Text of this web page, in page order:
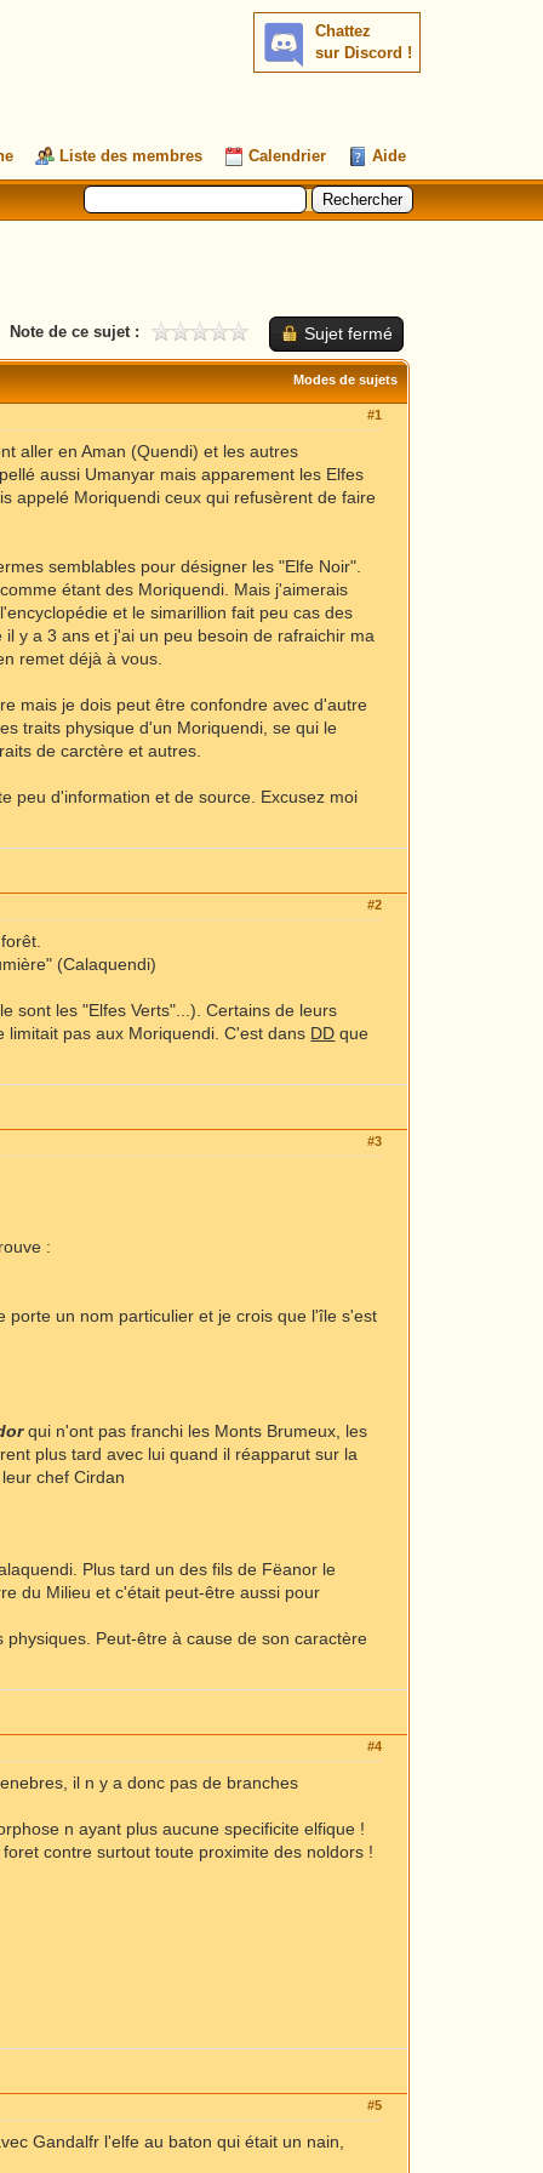
Chattez
sur Discord !
Liste des membres Calendrier Aide
Sujet fermé
Note de ce sujet :
Modes de sujets
#1
aller en Aman (Quendi) et les autres
aussi Umanyar mais apparement les Elfes
appelé Moriquendi ceux qui refusèrent de faire
semblables pour désigner les "Elfe Noir".
étant des Moriquendi. Mais j'aimerais
et le simarillion fait peu cas des
y a 3 ans et j'ai un peu besoin de rafraichir ma
remet déjà à vous.
mais je dois peut être confondre avec d'autre
traits physique d'un Moriquendi, se qui le
de carctère et autres.
peu d'information et de source. Excusez moi
#2
(Calaquendi)
sont les "Elfes Verts"...). Certains de leurs
pas aux Moriquendi. C'est dans DD que
#3
:
porte un nom particulier et je crois que l'île s'est
qui n'ont pas franchi les Monts Brumeux, les
plus tard avec lui quand il réapparut sur la
chef Cirdan
Plus tard un des fils de Fëanor le
du Milieu et c'était peut-être aussi pour
Peut-être à cause de son caractère
#4
il n y a donc pas de branches
n ayant plus aucune specificite elfique !
contre surtout toute proximite des noldors !
#5
Gandalfr l'elfe au baton qui était un nain,